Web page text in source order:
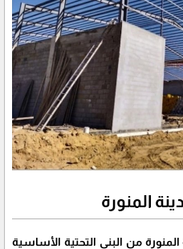
المنورة
من البنى التحتية الأساسية